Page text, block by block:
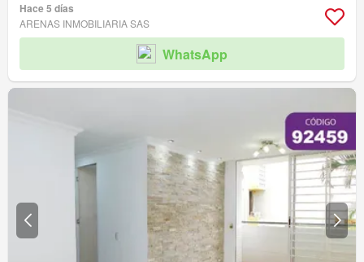
Hace 5 días
ARENAS INMOBILIARIA SAS
WhatsApp